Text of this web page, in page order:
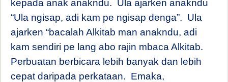
kepada anak anakndu. Ula ajarken anakndu
“Ula ngisap, adi kam pe ngisap denga”. Ula
ajarken “bacalah Alkitab man anakndu, adi
kam sendiri pe lang abo rajin mbaca Alkitab.
Perbuatan berbicara lebih banyak dan lebih
cepat daripada perkataan. Emaka,